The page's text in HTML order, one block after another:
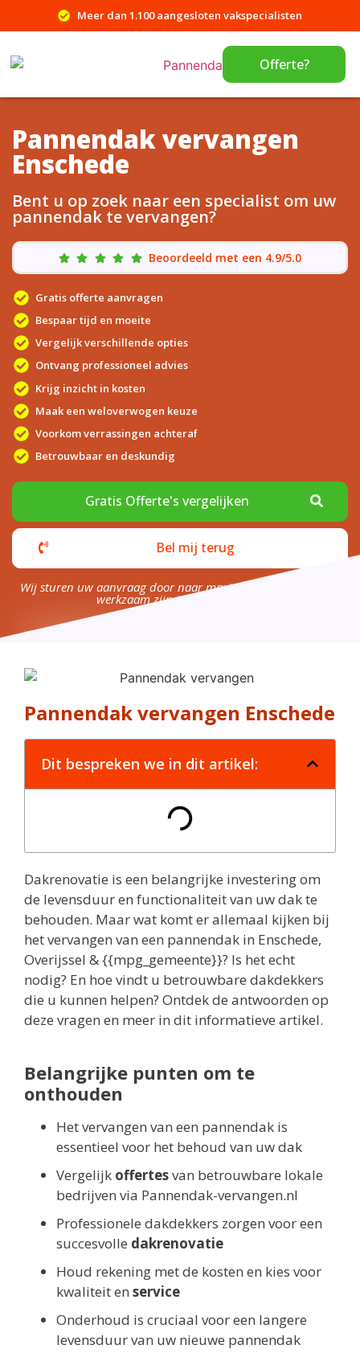
Meer dan 1.100 aangesloten vakspecialisten
Offerte?
Pannendak vervangen
Enschede
Bent u op zoek naar een specialist om uw
pannendak te vervangen?
Beoordeeld met een 4.9/5.0
Gratis offerte aanvragen
Bespaar tijd en moeite
Vergelijk verschillende opties
Ontvang professioneel advies
Krijg inzicht in kosten
Maak een weloverwogen keuze
Voorkom verrassingen achteraf
Betrouwbaar en deskundig
Gratis Offerte's vergelijken
Bel mij terug
Wij sturen uw aanvraag door naar maximaal 4 bedrijven die
werkzaam zijn in uw omgeving.
Pannendak vervangen Enschede
Dit bespreken we in dit artikel:
Dakrenovatie is een belangrijke investering om
de levensduur en functionaliteit van uw dak te
behouden. Maar wat komt er allemaal kijken bij
het vervangen van een pannendak in Enschede,
Overijssel & {{mpg_gemeente}}? Is het echt
nodig? En hoe vindt u betrouwbare dakdekkers
die u kunnen helpen? Ontdek de antwoorden op
deze vragen en meer in dit informatieve artikel.
Belangrijke punten om te
onthouden
Het vervangen van een pannendak is
essentieel voor het behoud van uw dak
Vergelijk offertesvan betrouwbare lokale
bedrijven via Pannendak-vervangen.nl
Professionele dakdekkers zorgen voor een
succesvolle dakrenovatie
Houd rekening met de kosten en kies voor
kwaliteit en service
Onderhoud is cruciaal voor een langere
levensduur van uw nieuwe pannendak